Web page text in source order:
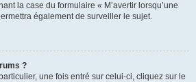
la case du formulaire « M’avertir lorsqu’une
également de surveiller le sujet.
?
une fois entré sur celui-ci, cliquez sur le